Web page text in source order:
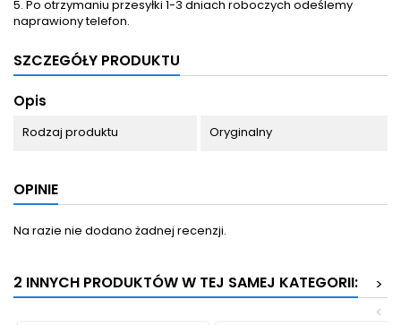
5. Po otrzymaniu przesyłki 1-3 dniach roboczych odeślemy
naprawiony telefon.
SZCZEGÓŁY PRODUKTU
Opis
Rodzaj produktu Oryginalny
OPINIE
Na razie nie dodano żadnej recenzji.
2 INNYCH PRODUKTÓW W TEJ SAMEJ KATEGORII:
>
<